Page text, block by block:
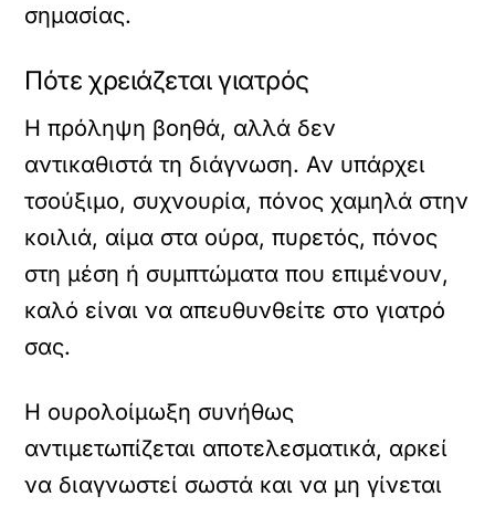
σημασίας.
Πότε χρειάζεται γιατρός
Η πρόληψη βοηθά, αλλά δεν
αντικαθιστά τη διάγνωση. Αν υπάρχει
τσούξιμο, συχνουρία, πόνος χαμηλά στην
κοιλιά, αίμα στα ούρα, πυρετός, πόνος
στη μέση ή συμπτώματα που επιμένουν,
καλό είναι να απευθυνθείτε στο γιατρό
σας.
Η ουρολοίμωξη συνήθως
αντιμετωπίζεται αποτελεσματικά, αρκεί
να διαγνωστεί σωστά και να μη γίνεται